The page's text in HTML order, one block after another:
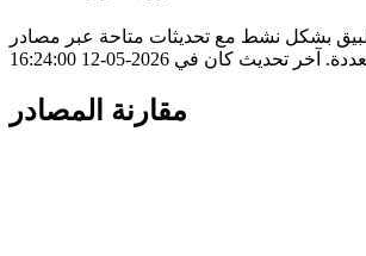
بشكل نشط مع تحديثات متاحة عبر مصادر
مقارنة المصادر